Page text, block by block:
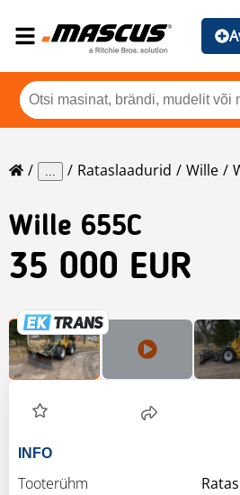
... Rataslaadurid Wille
Wille 655C
35 000 EUR
INFO
Tooterühm